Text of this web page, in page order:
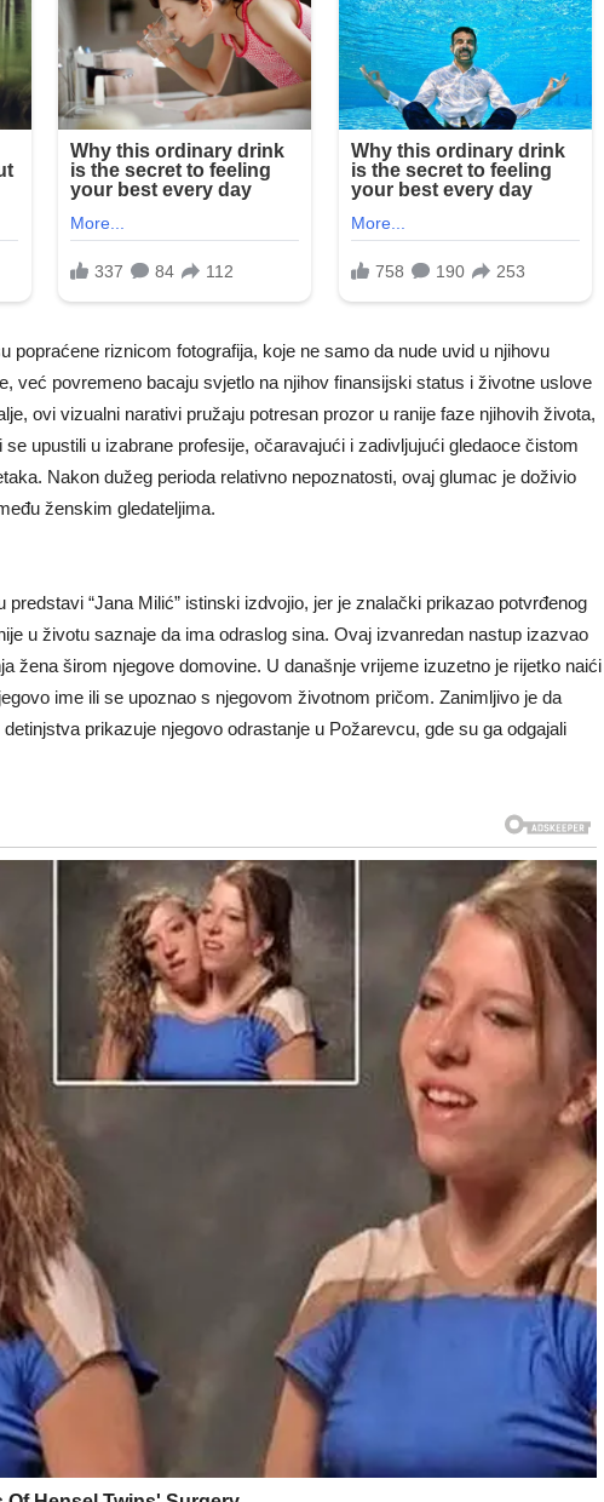
popraćene riznicom fotografija, koje ne samo da nude uvid u njihovu
već povremeno bacaju svjetlo na njihov finansijski status i životne uslove
ovi vizualni narativi pružaju potresan prozor u ranije faze njihovih života,
upustili u izabrane profesije, očaravajući i zadivljujući gledaoce čistom
Nakon dužeg perioda relativno nepoznatosti, ovaj glumac je doživio
ženskim gledateljima.
predstavi “Jana Milić” istinski izdvojio, jer je znalački prikazao potvrđenog
u životu saznaje da ima odraslog sina. Ovaj izvanredan nastup izazvao
žena širom njegove domovine. U današnje vrijeme izuzetno je rijetko naići
ime ili se upoznao s njegovom životnom pričom. Zanimljivo je da
prikazuje njegovo odrastanje u Požarevcu, gde su ga odgajali